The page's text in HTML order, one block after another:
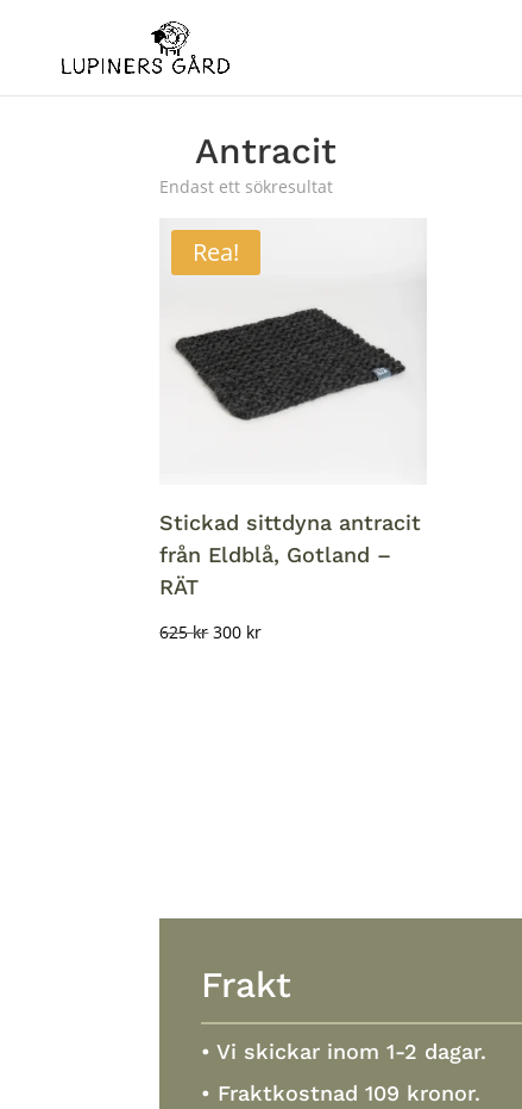
Antracit
Endast ett sökresultat
Rea!
Stickad sittdyna antracit
från Eldblå, Gotland –
RÄT
625krDet
300 krDet
Frakt
• Vi skickar inom 1-2 dagar.
• Fraktkostnad 109 kronor.